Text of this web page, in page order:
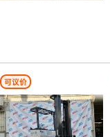
可议价